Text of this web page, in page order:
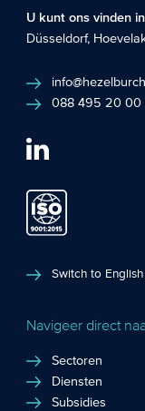
U kunt ons vinden
Düsseldorf,
088 495 20 00
Switch to English
Navigeer direct
Sectoren
Diensten
Subsidies